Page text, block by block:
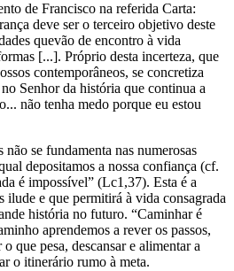
de Francisco na referida Carta:
deve ser o terceiro objetivo deste
quevão de encontro à vida
[...]. Próprio desta incerteza, que
contemporâneos, se concretiza
Senhor da história que continua a
não tenha medo porque eu estou
se fundamenta nas numerosas
depositamos a nossa confiança (cf.
é impossível” (Lc1,37). Esta é a
ilude e que permitirá à vida consagrada
história no futuro. “Caminhar é
aprendemos a rever os passos,
que pesa, descansar e alimentar a
o itinerário rumo à meta.